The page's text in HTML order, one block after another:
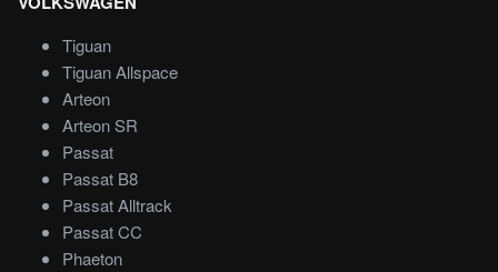
Tiguan
Tiguan Allspace
Arteon
Arteon SR
Passat
Passat B8
Passat Alltrack
Passat CC
Phaeton